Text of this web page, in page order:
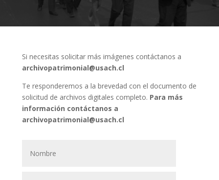
Si necesitas solicitar más imágenes contáctanos a
archivopatrimonial@usach.cl
Te responderemos a la brevedad con el documento de
solicitud de archivos digitales completo. Para más
información contáctanos a
archivopatrimonial@usach.cl